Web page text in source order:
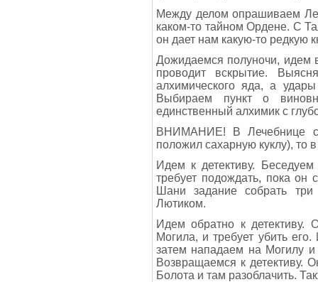
Между делом опрашиваем
каком-то тайном Ордене. С
он дает нам какую-то редкую
Дожидаемся полуночи, идем
проводит вскрытие.
алхимического яда, а
Выбираем пункт о
единственный алхимик с
ВНИМАНИЕ! В Лечебнице
положил сахарную куклу), то
Идем к детективу.
требует подождать, пока он
Шани задание собрать
Лютиком.
Идем обратно к детективу.
Могила, и требует убить
затем нападаем на Могилу
Возвращаемся к детективу.
Болота и там разоблачить.